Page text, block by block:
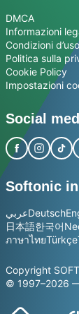
DMCA
Informazioni
Condizioni d’uso
Politica sulla
Cookie Policy
Impostazioni
Social
Softonic
عربيDeutsch
日本語한국어
ภาษาไทยTürkçe
Copyright
© 1997–2026